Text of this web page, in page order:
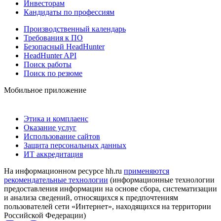
Инвесторам
Кандидаты по профессиям
Производственный календарь
Требования к ПО
Безопасный HeadHunter
HeadHunter API
Поиск работы
Поиск по резюме
Мобильное приложение
Этика и комплаенс
Оказание услуг
Использование сайтов
Защита персональных данных
ИТ аккредитация
На информационном ресурсе hh.ru применяются
рекомендательные технологии (информационные технологии
предоставления информации на основе сбора, систематизации
и анализа сведений, относящихся к предпочтениям
пользователей сети «Интернет», находящихся на территории
Российской Федерации)